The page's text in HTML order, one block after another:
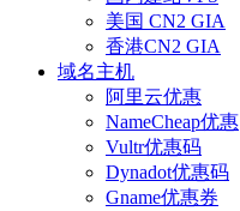
美国 CN2 GIA
香港CN2 GIA
域名主机
阿里云优惠
NameCheap优惠
Vultr优惠码
Dynadot优惠码
Gname优惠券